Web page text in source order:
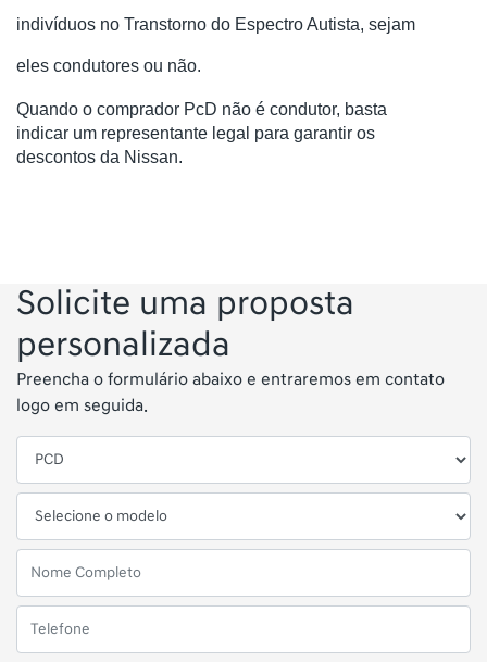
indivíduos no Transtorno do Espectro Autista, sejam
eles condutores ou não.
Quando o comprador PcD não é condutor, basta
indicar um representante legal para garantir os
descontos da Nissan.
Solicite uma proposta
personalizada
Preencha o formulário abaixo e entraremos em contato
logo em seguida.